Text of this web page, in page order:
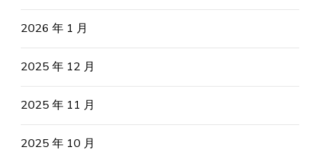
2026 年 1 月
2025 年 12 月
2025 年 11 月
2025 年 10 月